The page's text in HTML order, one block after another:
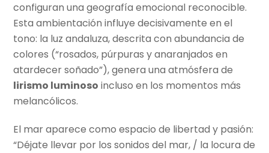
configuran una geografía emocional reconocible.
Esta ambientación influye decisivamente en el
tono: la luz andaluza, descrita con abundancia de
colores (“rosados, púrpuras y anaranjados en
atardecer soñado”), genera una atmósfera de
lirismo luminoso incluso en los momentos más
melancólicos.
El mar aparece como espacio de libertad y pasión:
“Déjate llevar por los sonidos del mar, / la locura de